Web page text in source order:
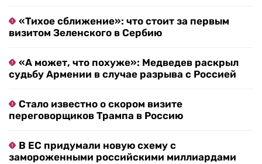
«Тихое сближение»: что стоит за первым
визитом Зеленского в Сербию
«А может, что похуже»: Медведев раскрыл
судьбу Армении в случае разрыва с Россией
Стало известно о скором визите
переговорщиков Трампа в Россию
В ЕС придумали новую схему с
замороженными российскими миллиардами